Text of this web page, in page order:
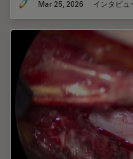
Mar 25, 2026 インタビュ